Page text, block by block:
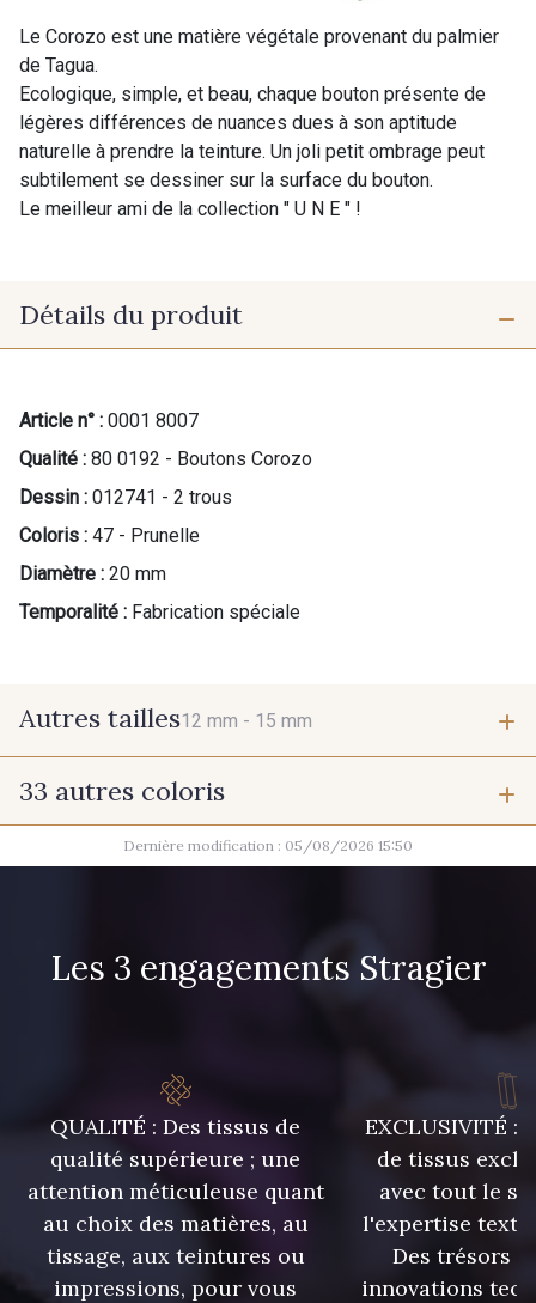
Le Corozo est une matière végétale provenant du palmier
de Tagua.
Ecologique, simple, et beau, chaque bouton présente de
légères différences de nuances dues à son aptitude
naturelle à prendre la teinture. Un joli petit ombrage peut
subtilement se dessiner sur la surface du bouton.
Le meilleur ami de la collection " U N E " !
Détails du produit
Article n° : 0001 8007
Qualité : 80 0192 - Boutons Corozo
Dessin : 012741 - 2 trous
Coloris : 47 - Prunelle
Diamètre : 20 mm
Temporalité : Fabrication spéciale
Autres tailles12 mm - 15 mm
12 mm
33 autres coloris
37 - Jaune Poussin 38 - Jaune Soleil
42 - Cayenne
44 - Bleu Jeans clair 45 - Menthe
46 - Rose Zéphyr 32 - Corail
Dernière modification : 05/08/2026 15:50
Les 3 engagements Stragier
QUALITÉ : Des tissus de
qualité supérieure ; une
attention méticuleuse quant
au choix des matières, au
tissage, aux teintures ou
impressions, pour vous
EXCLUSIVITÉ :
de tissus
avec tout le
l'expertise
Des trésors
innovations